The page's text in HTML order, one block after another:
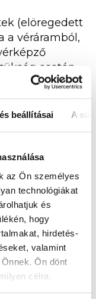
beállításai A
az Ön személyes
technológiákat
és
hogy
hirdetés-
valamint
Ön dönt
célra.
(elöregedett
a véráramból,
esetén.
is tárol,
és
élsz, hogy
légcsere,
a szén-
hogy
oxigént a
a vérből
túlmenően
a
és más